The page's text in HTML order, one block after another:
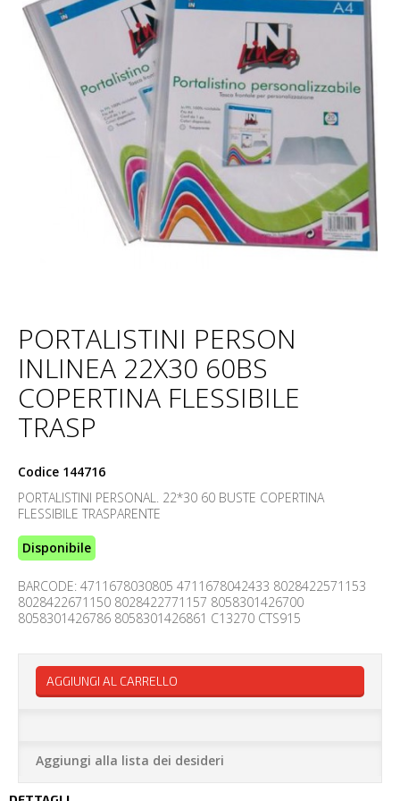
PORTALISTINI PERSON
INLINEA 22X30 60BS
COPERTINA FLESSIBILE
TRASP
Codice 144716
PORTALISTINI PERSONAL. 22*30 60 BUSTE COPERTINA
FLESSIBILE TRASPARENTE
Disponibile
BARCODE: 4711678030805 4711678042433 8028422571153
8028422671150 8028422771157 8058301426700
8058301426786 8058301426861 C13270 CTS915
AGGIUNGI AL CARRELLO
Aggiungi alla lista dei desideri